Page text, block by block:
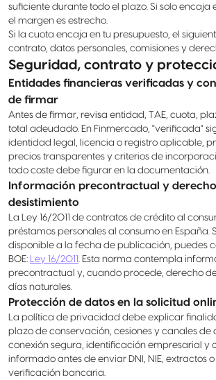
suficiente durante todo el plazo. Si solo encaja
el margen es estrecho.
Si la cuota encaja en tu presupuesto, el
contrato, datos personales, comisiones y
Seguridad, contrato y
Entidades financieras verificadas y
de firmar
Antes de firmar, revisa entidad, TAE, cuota,
total adeudado. En Finmercado, "verificada"
identidad legal, licencia o registro aplicable,
precios transparentes y criterios de
todo coste debe figurar en la documentación.
Información precontractual y
desistimiento
La Ley 16/2011 de contratos de crédito al
préstamos personales al consumo en España.
disponible a la fecha de publicación, puedes
BOE: Ley 16/2011 . Esta norma contempla
precontractual y, cuando procede, derecho de
días naturales.
Protección de datos en la solicitud
La política de privacidad debe explicar
plazo de conservación, cesiones y canales de
conexión segura, identificación empresarial y
informado antes de enviar DNI, NIE, extractos
verificación bancaria.